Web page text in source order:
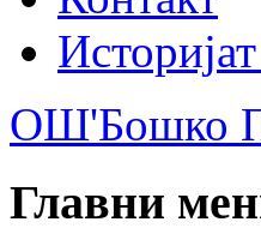
ОШ'Бошко
Главни